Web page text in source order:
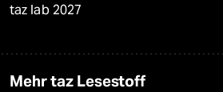
taz lab 2027
Mehr taz Lesestoff